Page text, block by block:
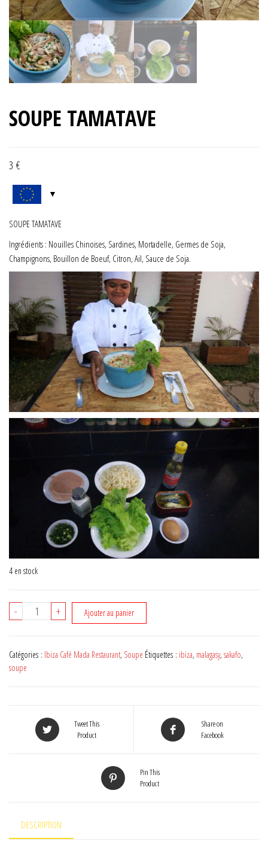
SOUPE TAMATAVE
3€
SOUPE TAMATAVE
Ingrédients : Nouilles Chinoises, Sardines, Mortadelle, Germes de Soja,
Champignons, Bouillon de Boeuf, Citron, Ail, Sauce de Soja.
4 en stock
-
quantité
de
TAMATAVE
+ Ajouter au panier
Catégories : Ibiza Café Mada Restaurant, Soupe Étiquettes : ibiza, malagasy, sakafo,
soupe
Tweet This
Product
Share on
Facebook
Pin This
Product
DESCRIPTION